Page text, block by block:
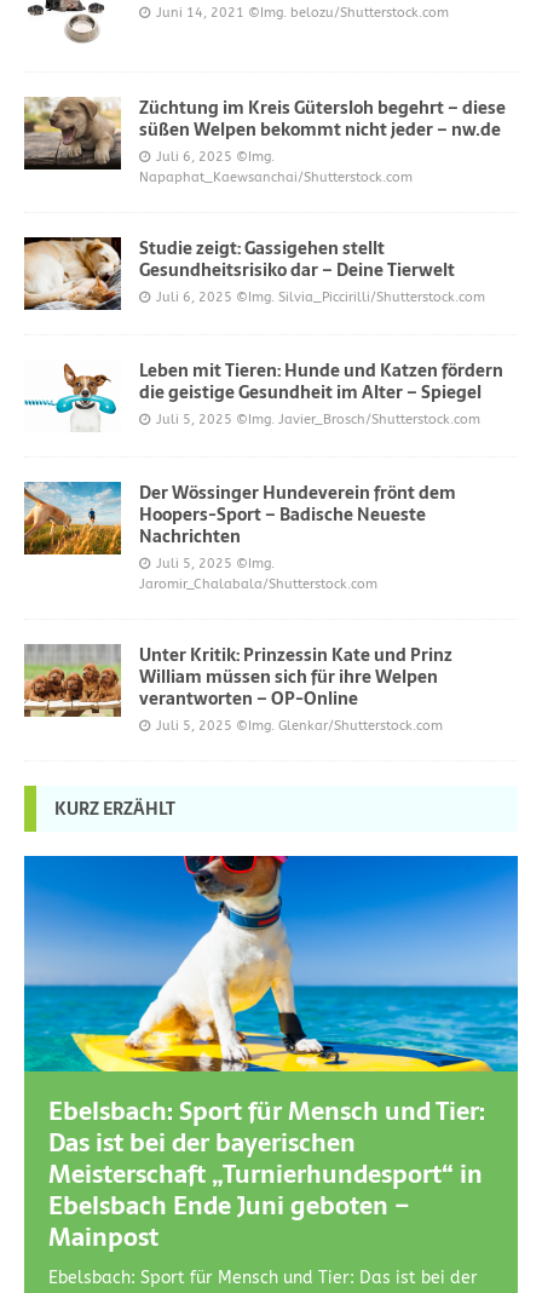
Juni 14, 2021 ©Img. belozu/Shutterstock.com
Züchtung im Kreis Gütersloh begehrt – diese
süßen Welpen bekommt nicht jeder – nw.de
Juli 6, 2025 ©Img.
Napaphat_Kaewsanchai/Shutterstock.com
Studie zeigt: Gassigehen stellt
Gesundheitsrisiko dar – Deine Tierwelt
Juli 6, 2025 ©Img. Silvia_Piccirilli/Shutterstock.com
Leben mit Tieren: Hunde und Katzen fördern
die geistige Gesundheit im Alter – Spiegel
Juli 5, 2025 ©Img. Javier_Brosch/Shutterstock.com
Der Wössinger Hundeverein frönt dem
Hoopers-Sport – Badische Neueste
Nachrichten
Juli 5, 2025 ©Img.
Jaromir_Chalabala/Shutterstock.com
Unter Kritik: Prinzessin Kate und Prinz
William müssen sich für ihre Welpen
verantworten – OP-Online
Juli 5, 2025 ©Img. Glenkar/Shutterstock.com
KURZ ERZÄHLT
Ebelsbach: Sport für Mensch und Tier:
Das ist bei der bayerischen
Meisterschaft „Turnierhundesport“ in
Ebelsbach Ende Juni geboten –
Mainpost
Ebelsbach: Sport für Mensch und Tier: Das ist bei der